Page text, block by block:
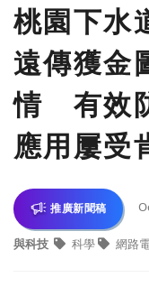
桃園下水
遠傳獲金
情 有效
應用屢受
推廣新聞稿
與科技 科學 網路